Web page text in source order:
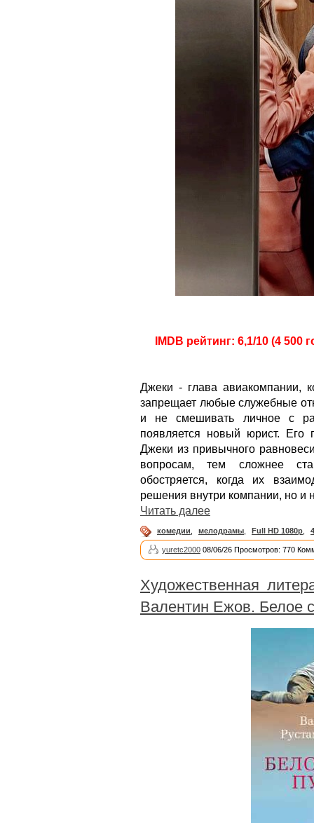
IMDB рейтинг: 6,1/10 (4 500
Джеки - глава авиакомпании,
запрещает любые служебные
и не смешивать личное с
появляется новый юрист. Его
Джеки из привычного
вопросам, тем сложнее
обостряется, когда их
решения внутри компании, но и
Читать далее
комедии мелодрамы Full HD 1080p
yuretc2000 08/06/26 Просмотров: 770
Художественная
Валентин Ежов. Белое